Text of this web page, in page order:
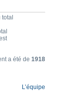
a été de 1918
L’équipe